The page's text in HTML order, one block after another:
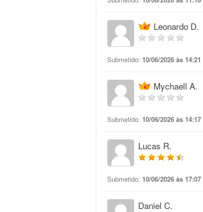
Leonardo D.
Submetido: 10/06/2026 às 14:21
Mychaell A.
Submetido: 10/06/2026 às 14:17
Lucas R.
Submetido: 10/06/2026 às 17:07
Daniel C.